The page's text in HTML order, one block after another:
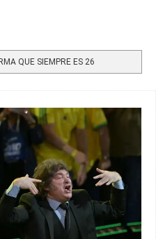
QUE SIEMPRE ES 26